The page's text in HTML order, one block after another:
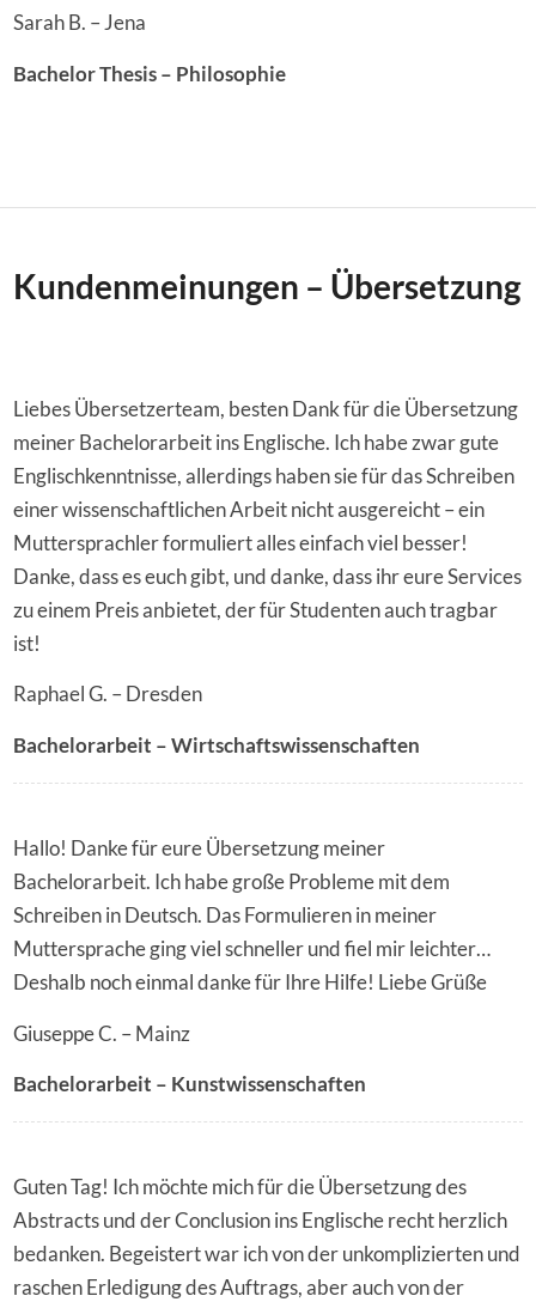
Sarah B. – Jena
Bachelor Thesis – Philosophie
Kundenmeinungen – Übersetzung
Liebes Übersetzerteam, besten Dank für die Übersetzung
meiner Bachelorarbeit ins Englische. Ich habe zwar gute
Englischkenntnisse, allerdings haben sie für das Schreiben
einer wissenschaftlichen Arbeit nicht ausgereicht – ein
Muttersprachler formuliert alles einfach viel besser!
Danke, dass es euch gibt, und danke, dass ihr eure Services
zu einem Preis anbietet, der für Studenten auch tragbar
ist!
Raphael G. – Dresden
Bachelorarbeit – Wirtschaftswissenschaften
Hallo! Danke für eure Übersetzung meiner
Bachelorarbeit. Ich habe große Probleme mit dem
Schreiben in Deutsch. Das Formulieren in meiner
Muttersprache ging viel schneller und fiel mir leichter…
Deshalb noch einmal danke für Ihre Hilfe! Liebe Grüße
Giuseppe C. – Mainz
Bachelorarbeit – Kunstwissenschaften
Guten Tag! Ich möchte mich für die Übersetzung des
Abstracts und der Conclusion ins Englische recht herzlich
bedanken. Begeistert war ich von der unkomplizierten und
raschen Erledigung des Auftrags, aber auch von der